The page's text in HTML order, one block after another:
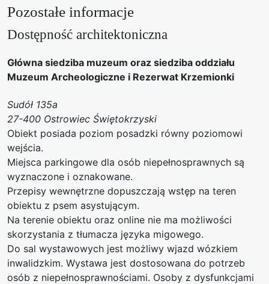
Pozostałe informacje
Dostępność architektoniczna
Główna siedziba muzeum oraz siedziba oddziału
Muzeum Archeologiczne i Rezerwat Krzemionki
Sudół 135a
27-400 Ostrowiec Świętokrzyski
Obiekt posiada poziom posadzki równy poziomowi
wejścia.
Miejsca parkingowe dla osób niepełnosprawnych są
wyznaczone i oznakowane.
Przepisy wewnętrzne dopuszczają wstęp na teren
obiektu z psem asystującym.
Na terenie obiektu oraz online nie ma możliwości
skorzystania z tłumacza języka migowego.
Do sal wystawowych jest możliwy wjazd wózkiem
inwalidzkim. Wystawa jest dostosowana do potrzeb
osób z niepełnosprawnościami. Osoby z dysfunkcjami